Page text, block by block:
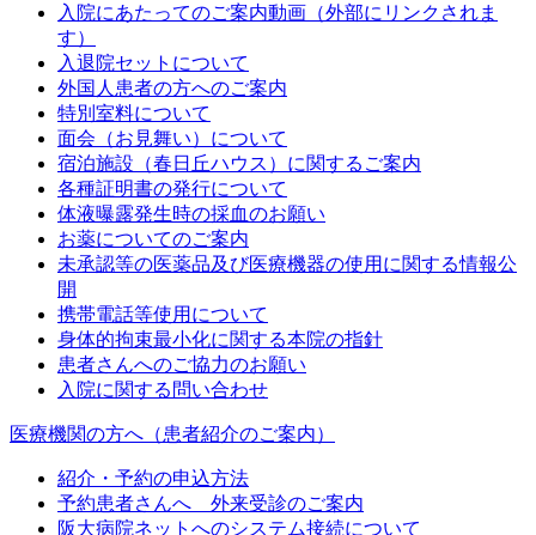
入院にあたってのご案内動画（外部にリンクされま
す）
入退院セットについて
外国人患者の方へのご案内
特別室料について
面会（お見舞い）について
宿泊施設（春日丘ハウス）に関するご案内
各種証明書の発行について
体液曝露発生時の採血のお願い
お薬についてのご案内
未承認等の医薬品及び医療機器の使用に関する情報公
開
携帯電話等使用について
身体的拘束最小化に関する本院の指針
患者さんへのご協力のお願い
入院に関する問い合わせ
医療機関の方へ（患者紹介のご案内）
紹介・予約の申込方法
予約患者さんへ 外来受診のご案内
阪大病院ネットへのシステム接続について